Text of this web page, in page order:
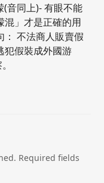
(音同上)- 有眼不能
混」才是正確的用
： 不法商人販賣假
犯假裝成外國游
Required fields